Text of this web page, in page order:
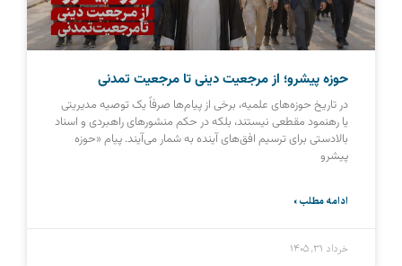
حوزه پیشرو؛ از مرجعیت دینی تا مرجعیت تمدنی
در تاریخ حوزه‌های علمیه، برخی از پیام‌ها صرفاً یک توصیه مدیریتی
یا رهنمود مقطعی نیستند، بلکه در حکم منشورهای راهبردی و اسناد
بالادستی برای ترسیم افق‌های آینده به شمار می‌آیند. پیام «حوزه
پیشرو
ادامه مطلب »
خرداد ۳۱, ۱۴۰۵